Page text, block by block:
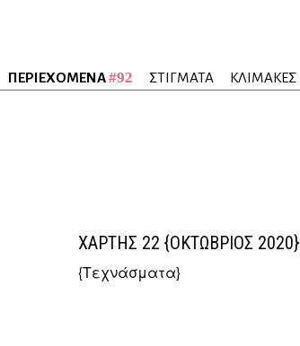
ΠΕΡΙΕΧΟΜΕΝΑ#92 ΣΤΙΓΜΑΤΑ ΚΛΙΜΑΚΕΣ
ΧΑΡΤΗΣ 22 {ΟΚΤΩΒΡΙΟΣ 2020}
{Τεχνάσματα}